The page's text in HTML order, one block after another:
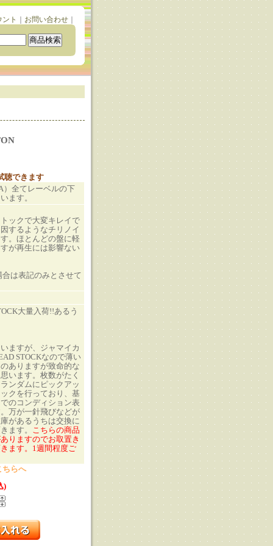
ト お問い合わせ｜
聴できます
）全てレーベルの下
ます。
ックで大変キレイで
するようなチリノイ
。ほとんどの盤に軽
が再生には影響ない
は表記のみとさせて
大量入荷!!あるう
ますが、ジャマイカ
STOCKなので薄い
ありますが致命的な
います。枚数がたく
ンダムにピックアッ
クを行っており、基
のコンディション表
万が一針飛びなどが
があるうちは交換に
ます。 こちらの商品
りますのでお取置き
ます。1週間程度ご
ちらへ
)